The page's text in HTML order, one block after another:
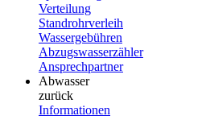
Verteilung
Standrohrverleih
Wassergebühren
Abzugswasserzähler
Ansprechpartner
Abwasser
zurück
Informationen